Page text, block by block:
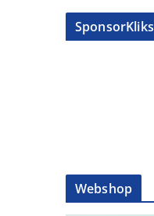
SponsorKliks
Webshop